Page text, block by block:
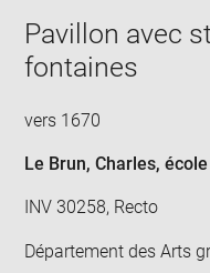
Pavillon avec
fontaines
vers 1670
Le Brun, Charles,
INV 30258, Recto
Département des Arts